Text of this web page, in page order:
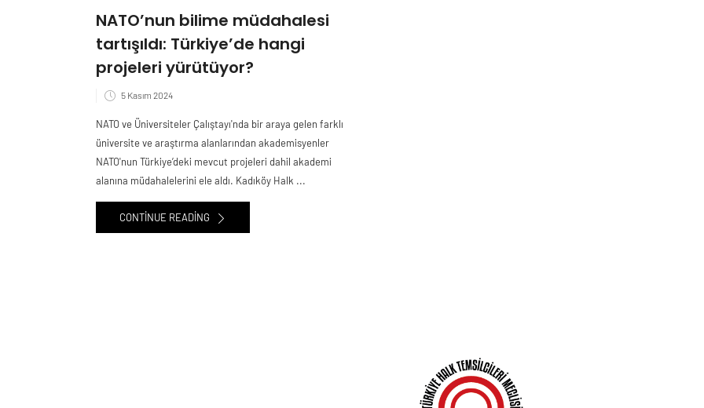
NATO’nun bilime müdahalesi
tartışıldı: Türkiye’de hangi
projeleri yürütüyor?
5 Kasım 2024
NATO ve Üniversiteler Çalıştayı'nda bir araya gelen farklı
üniversite ve araştırma alanlarından akademisyenler
NATO'nun Türkiye’deki mevcut projeleri dahil akademi
alanına müdahalelerini ele aldı. Kadıköy Halk ...
CONTINUE READING